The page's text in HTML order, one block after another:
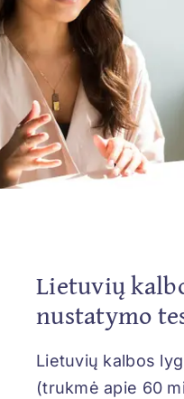
REGISTRACIJA
Lietuvių
nustatymo
Lietuvių kalbos
(trukmė apie 60